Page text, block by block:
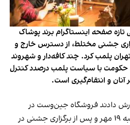
تازه صفحه اینستاگرام برند پوشاک
جشنی مختلط، از دسترس خارج و
پلمب کرد. چند کافه‌‌دار و شهروند
حکومت با سیاست پلمب درصدد کنترل
آنان و انتقام‌گیری است.
دادند فروشگاه جین‌وست در
خیابان فرشته تهران، شنبه ۱۹ مهر و پس از برگزاری جشنی در